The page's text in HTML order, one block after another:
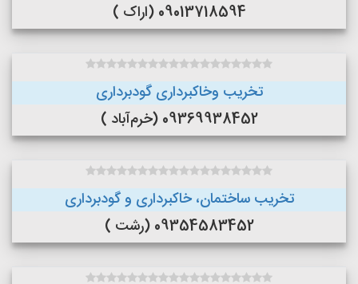
09013718594 (اراک )
تخریب وخاکبرداری گودبرداری
09369938452 (خرم‌آباد )
تخریب ساختمان، خاکبرداری و گودبرداری
09354583452 (رشت )